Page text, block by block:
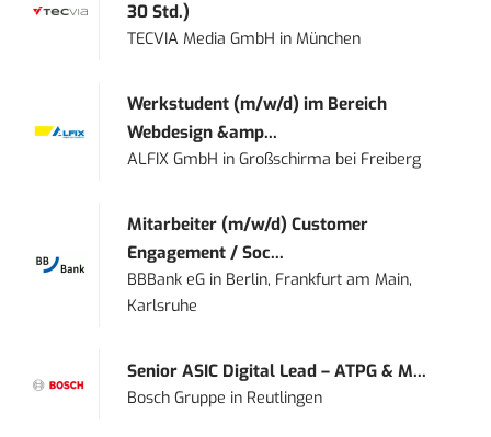
30 Std.)
TECVIA Media GmbH inMünchen
Werkstudent (m/w/d) im Bereich
Webdesign &amp...
ALFIX GmbH inGroßschirma bei Freiberg
Mitarbeiter (m/w/d) Customer
Engagement / Soc...
BBBank eG in Berlin, Frankfurt am Main,
Karlsruhe
Senior ASIC Digital Lead – ATPG & M...
Bosch Gruppe in Reutlingen